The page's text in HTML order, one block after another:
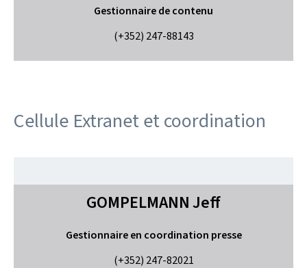
Gestionnaire de contenu
(+352) 247-88143
Cellule Extranet et coordination
GOMPELMANNJeff
Gestionnaire en coordination presse
(+352) 247-82021